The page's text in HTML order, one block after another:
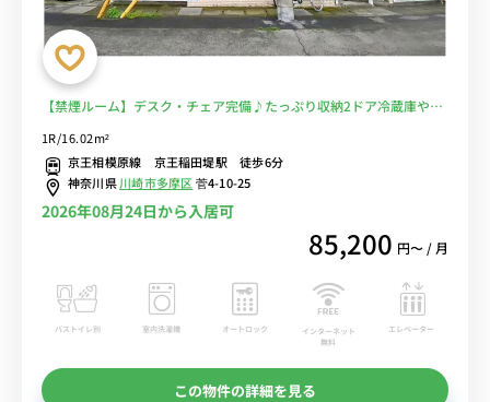
【禁煙ルーム】デスク・チェア完備♪たっぷり収納2ドア冷蔵庫や電
パー・京王ストアやまいばすけっとがあるので仕事帰りの買い物にも
便利■選べるWi-Fi格安レンタル中！
1R/16.02m²
京王相模原線 京王稲田堤駅 徒歩6分
神奈川県川崎市多摩区菅4-10-25
2026年08月24日から入居可
85,200 円〜 / 月
バストイレ別 室内洗濯機 オートロック
インターネット
無料
エレベーター
この物件の詳細を見る